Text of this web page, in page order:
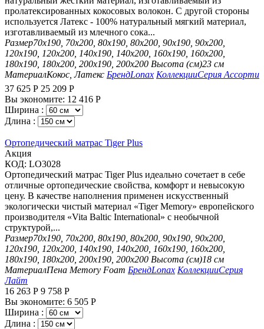
пролатексированных кокосовых волокон. С другой стороны
используется Латекс - 100% натуральный мягкий материал,
изготавливаемый из млечного сока...
Размер70х190, 70х200, 80х190, 80х200, 90х190, 90х200,
120х190, 120х200, 140х190, 140х200, 160х190, 160х200,
180х190, 180х200, 200х190, 200х200 Высота (см)23 см
МатериалКокос, Латекс БрендLonax КоллекцииСерия Ассорти
37 625 Р 25 209 Р
Вы экономите: 12 416 Р
Ширина :
Длина :
Ортопедический матрас Tiger Plus
Aкция
КОД: LO3028
Ортопедический матрас Tiger Plus идеально сочетает в себе
отличные ортопедические свойства, комфорт и невысокую
цену. В качестве наполнения применен искусственный
экологически чистый материал «Tiger Memory» европейского
производителя «Vita Baltic International» с необычной
структурой,...
Размер70х190, 70х200, 80х190, 80х200, 90х190, 90х200,
120х190, 120х200, 140х190, 140х200, 160х190, 160х200,
180х190, 180х200, 200х190, 200х200 Высота (см)18 см
МатериалПена Memory Foam БрендLonax КоллекцииСерия
Лайт
16 263 Р 9 758 Р
Вы экономите: 6 505 Р
Ширина :
Длина :